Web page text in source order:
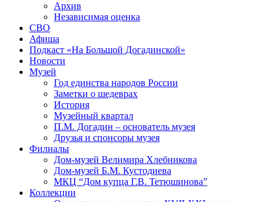
Архив
Независимая оценка
СВО
Афиша
Подкаст «На Большой Догадинской»
Новости
Музей
Год единства народов России
Заметки о шедеврах
История
Музейный квартал
П.М. Догадин – основатель музея
Друзья и спонсоры музея
Филиалы
Дом-музей Велимира Хлебникова
Дом-музей Б.М. Кустодиева
МКЦ “Дом купца Г.В. Тетюшинова”
Коллекции